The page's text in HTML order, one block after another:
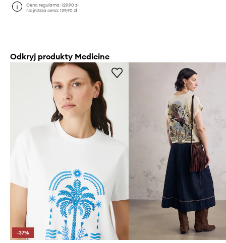
Cena regularna:129,90 zł
Najniższa cena:129,90 zł
Odkryj produkty Medicine
-37%